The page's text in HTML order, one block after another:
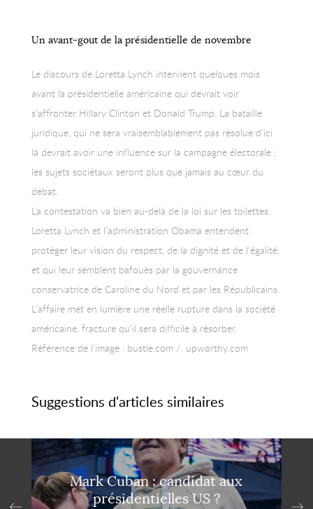
Un avant-gout de la présidentielle de novembre
Le discours de Loretta Lynch intervient quelques mois
avant la présidentielle américaine qui devrait voir
s’affronter Hillary Clinton et Donald Trump. La bataille
juridique, qui ne sera vraisemblablement pas résolue d’ici
là devrait avoir une influence sur la campagne électorale ;
les sujets sociétaux seront plus que jamais au cœur du
débat.
La contestation va bien au-delà de la loi sur les toilettes.
Loretta Lynch et l’administration Obama entendent
protéger leur vision du respect, de la dignité et de l’égalité,
et qui leur semblent bafoués par la gouvernance
conservatrice de Caroline du Nord et par les Républicains.
L’affaire met en lumière une réelle rupture dans la société
américaine, fracture qu’il sera difficile à résorber.
Référence de l’image : bustle.com / upworthy.com
Suggestions d'articles similaires
Mark Cuban : candidat aux
présidentielles US ?